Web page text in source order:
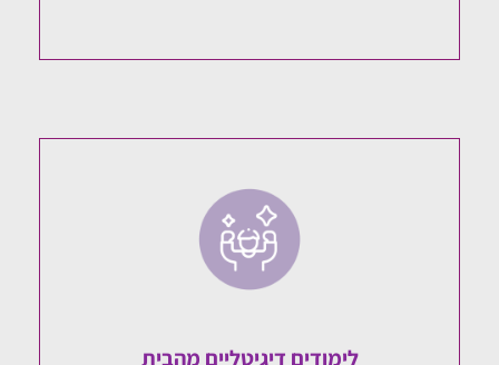
לימודים דיגיטליים מהבית